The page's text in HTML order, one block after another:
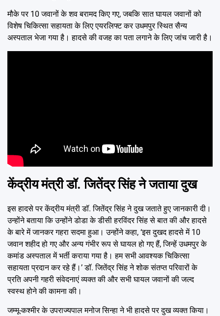
मौके पर 10 जवानों के शव बरामद किए गए, जबकि सात घायल जवानों को
विशेष चिकित्सा सहायता के लिए एयरलिफ्ट कर उधमपुर स्थित सैन्य
अस्पताल भेजा गया है। हादसे की वजह का पता लगाने के लिए जांच जारी है।
केंद्रीय मंत्री डॉ. जितेंद्र सिंह ने जताया दुख
इस हादसे पर केंद्रीय मंत्री डॉ. जितेंद्र सिंह ने दुख जताते हुए जानकारी दी।
उन्होंने बताया कि उन्होंने डोडा के डीसी हरविंदर सिंह से बात की और हादसे
के बारे में जानकर गहरा सदमा हुआ। उन्होंने कहा, ‘इस दुखद हादसे में 10
जवान शहीद हो गए और अन्य गंभीर रूप से घायल हो गए हैं, जिन्हें उधमपुर के
कमांड अस्पताल में भर्ती कराया गया है। हम सभी आवश्यक चिकित्सा
सहायता प्रदान कर रहे हैं।’ डॉ. जितेंद्र सिंह ने शोक संतप्त परिवारों के
प्रति अपनी गहरी संवेदनाएं व्यक्त की और सभी घायल जवानों की जल्द
स्वस्थ होने की कामना की।
जम्मू-कश्मीर के उपराज्यपाल मनोज सिन्हा ने भी हादसे पर दुख व्यक्त किया।